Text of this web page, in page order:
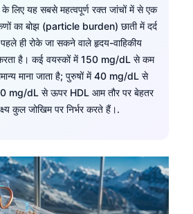
लिए यह सबसे महत्वपूर्ण रक्त जांचों में से एक
का बोझ (particle burden) छाती में दर्द
ही रोके जा सकने वाले हृदय-वाहिकीय
करता है। कई वयस्कों में 150 mg/dL से कम
माना जाता है; पुरुषों में 40 mg/dL से
mg/dL से ऊपर HDL आम तौर पर बेहतर
कुल जोखिम पर निर्भर करते हैं।.